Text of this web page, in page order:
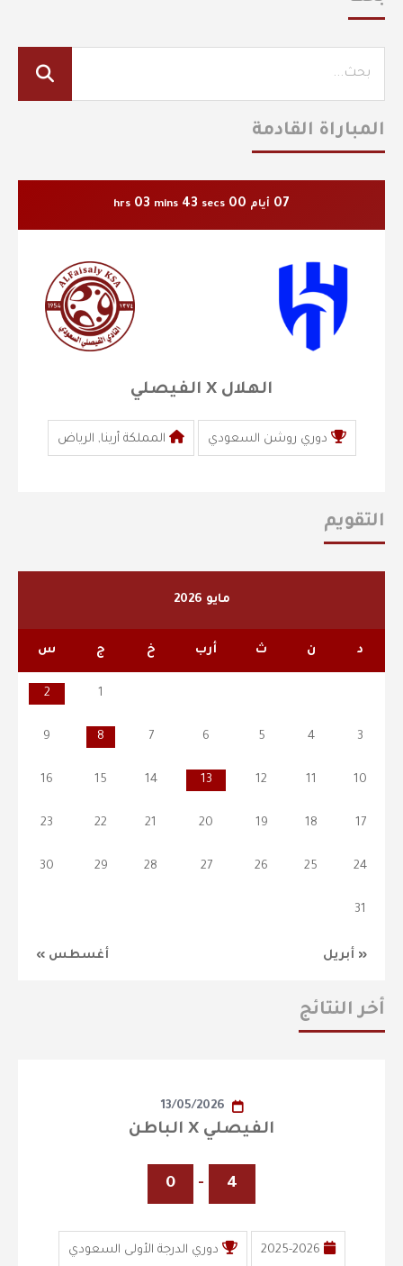
المباراة القادمة
07 أيام 00
hrs 03 mins 42 secs
الهلال X الفيصلي
دوري روشن السعودي المملكة أرينا, الرياض
التقويم
مايو 2026
د ن ث أرب خ ج س
« أبريل أغسطس »
1
2
3
4
5
6
7
8
9
10
11
12
13
14
15
16
17
18
19
20
21
22
23
24
25
26
27
28
29
30
31
أخر النتائج
13/05/2026
الفيصلي X الباطن
4
-
0
2025-2026 دوري الدرجة الأولى السعودي